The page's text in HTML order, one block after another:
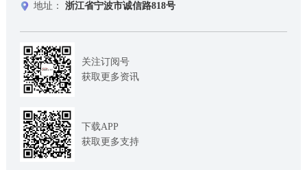
地址： 浙江省宁波市诚信路818号
关注订阅号
获取更多资讯
下载APP
获取更多支持